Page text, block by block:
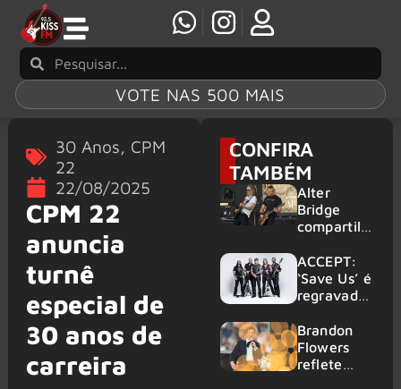
VOTE NAS 500 MAIS
30 Anos, CPM
22
22/08/2025
CPM 22
anuncia
turnê
especial de
30 anos de
carreira
CONFIRA
TAMBÉM
Alter
Bridge
compartilh
vivo de
“Fortress”
gravada
am Ring
2026
ACCEPT:
‘Save Us’ é
regravada
membros
do GHOST
e KORN
Brandon
Flowers
reflete